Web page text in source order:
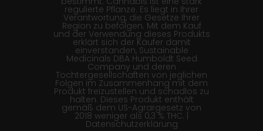
regulierte Pflanze. Es liegt in Ihrer
Verantwortung, die Gesetze Ihrer
Region zu befolgen. Mit dem Kauf
und der Verwendung dieses Produkts
erklärt sich der Käufer damit
einverstanden, Sustainable
Medicinals DBA Humboldt Seed
Company und deren
Tochtergesellschaften von jeglichen
Folgen im Zusammenhang mit dem
Produkt freizustellen und schadlos zu
halten. Dieses Produkt enthält
gemäß dem US-Agrargesetz von
2018 weniger als 0,3 % THC. |
Datenschutzerklärung